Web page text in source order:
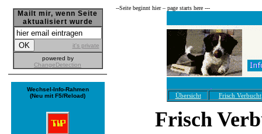
Mailt mir, wenn Seite
aktualisiert wurde
it's private
powered by
ChangeDetection
Wechsel-Info-Rahmen
(Neu mit F5/Reload)
--­Seite beginnt hier – page starts here ---
Übersicht Frisch Verbucht
Frisch